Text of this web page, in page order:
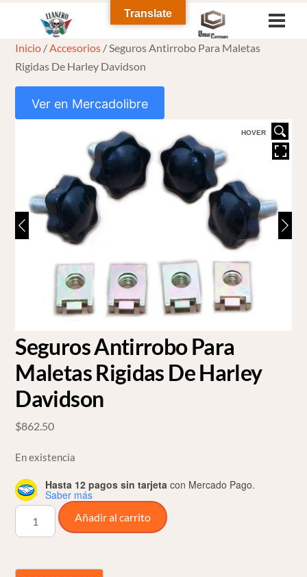
content
Inicio /Accesorios / Seguros Antirrobo Para Maletas
Rigidas De Harley Davidson
Ver en Mercadolibre
HOVER
Seguros Antirrobo Para
Maletas Rigidas De Harley
Davidson
$862.50
En existencia
Hasta 12 pagos sin tarjeta con Mercado Pago.
Saber más
Seguros
Antirrobo
Añadir al carrito
Translate